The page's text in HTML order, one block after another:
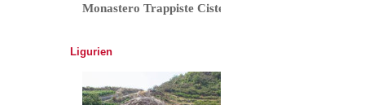
Monastero Trappiste Cistercensi Vitorchiano
Ligurien